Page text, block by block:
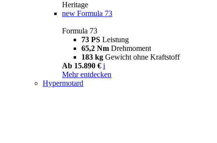
Heritage
new Formula 73
Formula 73
73 PS Leistung
65,2 Nm Drehmoment
183 kg Gewicht ohne Kraftstoff
Ab 15.890 € i
Mehr entdecken
Hypermotard